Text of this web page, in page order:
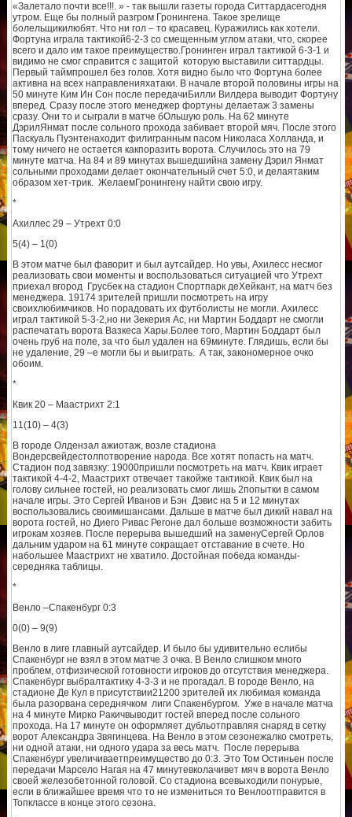
«Залетало почти все!!!. » - так вышли газеты города Ситтардасегодня
утром. Еще бы полный разгром Гронингена. Такое зрелище
болельщикилюбят. Что ни гол – то красавец. Куражились как хотели.
Фортуна играла тактикой6-2-3 со смещенным углом атаки, что, скорее
всего и дало им такое преимущество.Гронинген играл тактикой 6-3-1 и
видимо не смог справится с защитой которую выставили ситтардцы.
Первый таймпрошел без голов. Хотя видно было что Фортуна более
активна на всех направленияхатаки. В начале второй половины игры на
50 минуте Ким Ин Сон после передачиБилли Вилдера выводит Фортуну
вперед. Сразу после этого менеджер фортуны делаетаж 3 замены
сразу. Они то и сыграли в матче бОльшую роль. На 62 минуте
ДэрилЯнмат после сольного прохода забивает второй мяч. После этого
Паскуаль Пуэнтенаходит филигранным пасом Николаса Холланда, и
тому ничего не остается какпоразить ворота. Случилось это на 79
минуте матча. На 84 и 89 минутах вышедшийна замену Дэрил Янмат
сольными проходами делает окончательный счет 5:0, и делаятаким
образом хет-трик. ЖелаемГронингену найти свою игру.
*
Ахиллес 29 – Утрехт 0:0
5(4) – 1(0)
В этом матче был фаворит и был аутсайдер. Но увы, Ахилесс несмог
реализовать свои моменты и воспользоваться ситуацией что Утрехт
приехал вгород Груcбек на стадион Спортпарк деХейкант, на матч без
менеджера. 19174 зрителей пришли посмотреть на игру
своихлюбимчиков. Но порадовать их футболисты не могли. Ахилесс
играл тактикой 5-3-2,но ни Зекерия Ас, ни Мартин Боддарт не смогли
распечатать ворота Вазкеса Хары.Более того, Мартин Боддарт был
очень груб на поле, за что был удален на 69минуте. Глядишь, если бы
не удаление, 29 –е могли бы и выиграть. А так, закономерное очко
обоим.
*
Квик 20 – Маастрихт 2:1
11(10) – 4(3)
В городе Олдензал ажиотаж, возле стадиона
Вондерсвейдестолпотворение народа. Все хотят попасть на матч.
Стадион под завязку: 19000пришли посмотреть на матч. Квик играет
тактикой 4-4-2, Маастрихт отвечает такойже тактикой. Квик был на
голову сильнее гостей, но реализовать смог лишь 2попытки в самом
начале игры. Это Сергей Иванов и Бэн Дэвис на 5 и 12 минутах
воспользовались своимишансами. Дальше в матче был дикий навал на
ворота гостей, но Диего Ривас Регоне дал больше возможности забить
игрокам хозяев. После перерыва вышедший на заменуСергей Орлов
дальним ударом на 61 минуте сокращает отставание в счете. Но
набольшее Маастрихт не хватило. Достойная победа команды-
середняка таблицы.
*
Венло –Спакенбург 0:3
0(0) – 9(9)
Венло в лиге главный аутсайдер. И было бы удивительно еслибы
Спакенбург не взял в этом матче 3 очка. В Венло слишком много
проблем, отфизической готовности игроков до отсутствия менеджера.
Спакенбург выбралтактику 4-3-3 и не прогадал. В городе Венло, на
стадионе Де Кул в присутствии21200 зрителей их любимая команда
была разорвана середнячком лиги Спакенбургом. Уже в начале матча
на 4 минуте Мирко Ракичвыводит гостей вперед после сольного
прохода. На 17 минуте он оформляет дубльотправляя снаряд в сетку
ворот Александра Звягинцева. На Венло в этом сезонежалко смотреть,
ни одной атаки, ни одного удара за весь матч. После перерыва
Спакенбург увеличиваетпреимущество до 0:3. Это Том Остиньен после
передачи Марсело Нагая на 47 минутевколачивет мяч в ворота Венло
своей железобетонной головой. Со стадиона всевыходили понурые,
если в ближайшее время что то не измениться то Венлоотправится в
Топклассе в конце этого сезона.